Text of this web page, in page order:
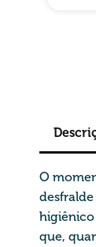
O
higiênico
que,